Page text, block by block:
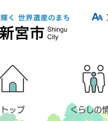
トップ くらしの